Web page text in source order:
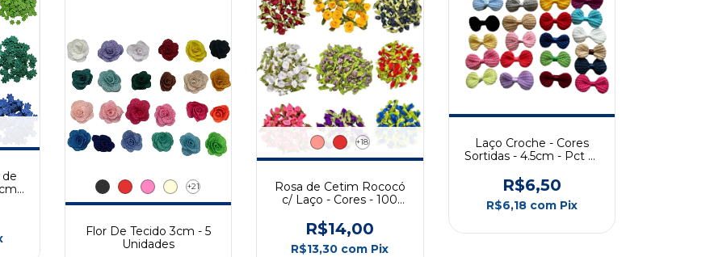
-
+21
Flor De Tecido 3cm - 5
Unidades
+18
Rosa de Cetim Rococó
c/ Laço - Cores - 100
R$14,00
R$13,30 com Pix
Laço Croche - Cores
Sortidas - 4.5cm - Pct c/
R$6,50
R$6,18 com Pix